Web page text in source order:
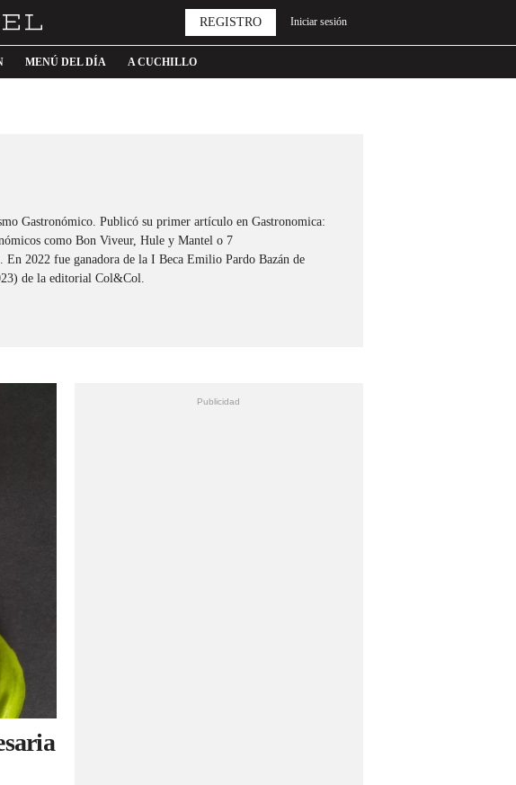
MENÚ DEL DÍA A CUCHILLO
REGISTRO Iniciar sesión
Gastronómico. Publicó su primer artículo en Gastronomica:
como Bon Viveur, Hule y Mantel o 7
En 2022 fue ganadora de la I Beca Emilio Pardo Bazán de
de la editorial Col&Col.